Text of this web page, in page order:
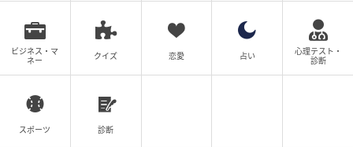
ビジネス・マ
ネー
クイズ 恋愛 占い
心理テスト・
診断
スポーツ 診断